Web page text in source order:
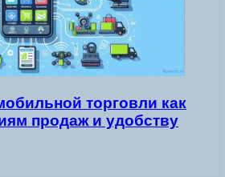
торговли как
продаж и удобству